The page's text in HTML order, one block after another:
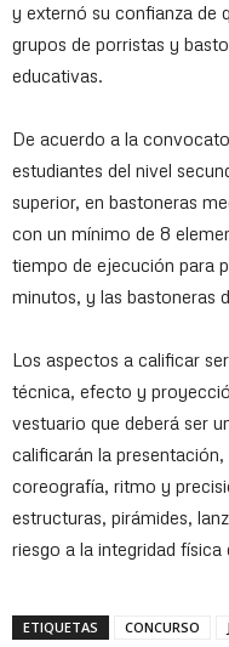
y externó su confianza de
grupos de porristas y
educativas.
De acuerdo a la
estudiantes del nivel
superior, en bastoneras
con un mínimo de 8
tiempo de ejecución para
minutos, y las bastoneras
Los aspectos a calificar
técnica, efecto y
vestuario que deberá ser
calificarán la
coreografía, ritmo y
estructuras, pirámides,
riesgo a la integridad física
ETIQUETAS CONCURSO